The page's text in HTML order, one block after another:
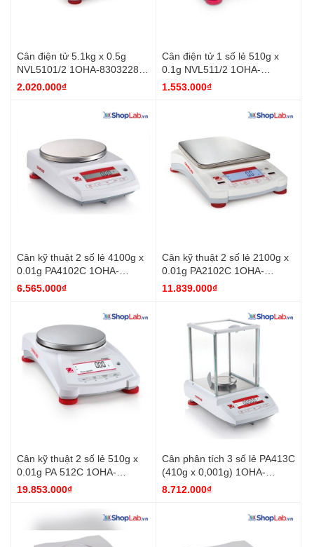
Cân điện tử 5.1kg x 0.5g
NVL5101/2 1OHA-83032280
Ohaus
2.020.000₫
Cân điện tử 1 số lẻ 510g x
0.1g NVL511/2 1OHA-
83032268 Ohaus
1.553.000₫
Cân kỹ thuật 2 số lẻ 4100g x
0.01g PA4102C 1OHA-
80251579 Ohaus
6.565.000₫
Cân kỹ thuật 2 số lẻ 2100g x
0.01g PA2102C 1OHA-
80251578 Ohaus
11.839.000₫
Cân kỹ thuật 2 số lẻ 510g x
0.01g PA 512C 1OHA-
80251576 Ohaus
19.853.000₫
Cân phân tích 3 số lẻ PA413C
(410g x 0,001g) 1OHA-
80251567 Ohaus
8.712.000₫